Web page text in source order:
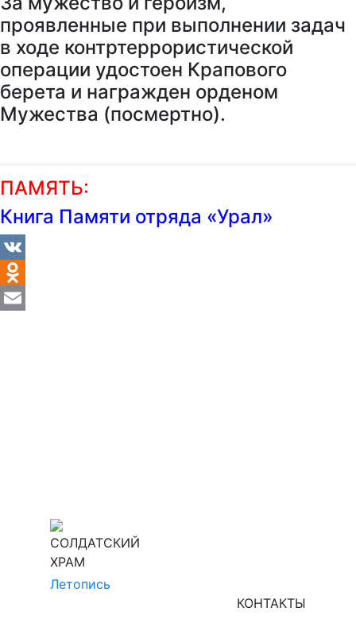
проявленные при выполнении задач
в ходе контртеррористической
операции удостоен Крапового
берета и награжден орденом
Мужества (посмертно).
ПАМЯТЬ:
Книга Памяти отряда «Урал»
VK
Odnoklassniki
СОЛДАТСКИЙ
ХРАМ
Летопись
КОНТАКТЫ